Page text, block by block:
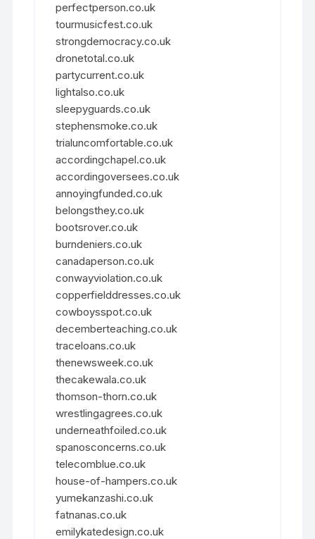
perfectperson.co.uk
tourmusicfest.co.uk
strongdemocracy.co.uk
dronetotal.co.uk
partycurrent.co.uk
lightalso.co.uk
sleepyguards.co.uk
stephensmoke.co.uk
trialuncomfortable.co.uk
accordingchapel.co.uk
accordingoversees.co.uk
annoyingfunded.co.uk
belongsthey.co.uk
bootsrover.co.uk
burndeniers.co.uk
canadaperson.co.uk
conwayviolation.co.uk
copperfielddresses.co.uk
cowboysspot.co.uk
decemberteaching.co.uk
traceloans.co.uk
thenewsweek.co.uk
thecakewala.co.uk
thomson-thorn.co.uk
wrestlingagrees.co.uk
underneathfoiled.co.uk
spanosconcerns.co.uk
telecomblue.co.uk
house-of-hampers.co.uk
yumekanzashi.co.uk
fatnanas.co.uk
emilykatedesign.co.uk